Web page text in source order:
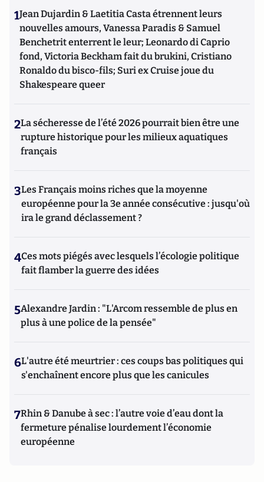
1Jean Dujardin & Laetitia Casta étrennent leurs
nouvelles amours, Vanessa Paradis & Samuel
Benchetrit enterrent le leur; Leonardo di Caprio
fond, Victoria Beckham fait du brukini, Cristiano
Ronaldo du bisco-fils; Suri ex Cruise joue du
Shakespeare queer
2La sécheresse de l’été 2026 pourrait bien être une
rupture historique pour les milieux aquatiques
français
3Les Français moins riches que la moyenne
européenne pour la 3e année consécutive : jusqu'où
ira le grand déclassement ?
4Ces mots piégés avec lesquels l’écologie politique
fait flamber la guerre des idées
5Alexandre Jardin : "L'Arcom ressemble de plus en
plus à une police de la pensée"
6L'autre été meurtrier : ces coups bas politiques qui
s'enchaînent encore plus que les canicules
7Rhin & Danube à sec : l’autre voie d’eau dont la
fermeture pénalise lourdement l’économie
européenne